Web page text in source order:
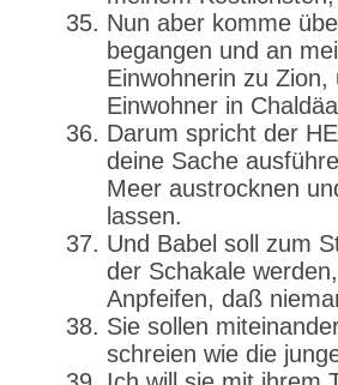
Nun aber komme
begangen und an
Einwohnerin zu
Einwohner in
Darum spricht der
deine Sache
Meer austrocknen
lassen.
Und Babel soll zum
der Schakale
Anpfeifen, daß
Sie sollen
schreien wie die